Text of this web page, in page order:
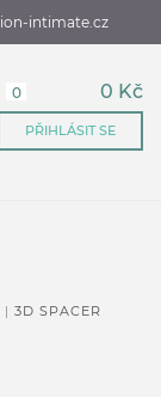
intimate.cz
0 0 Kč
PŘIHLÁSIT SE
| 3D SPACER